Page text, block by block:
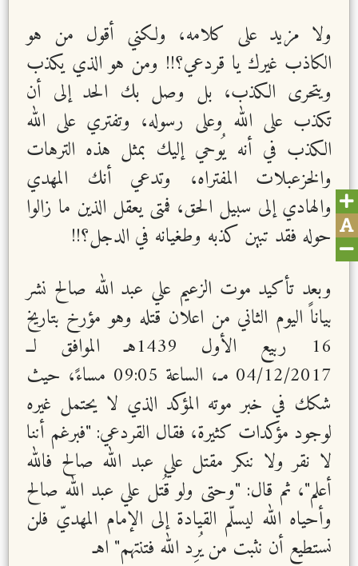
ولا مزيد على كلامه، ولكني أقول من هو
الكاذب غيرك يا قردعي؟!! ومن هو الذي يكذب
ويتحرى الكذب، بل وصل بك الحد إلى أن
تكذب على الله وعلى رسوله، وتفتري على الله
الكذب في أنه يُوحي إليك بمثل هذه الترهات
والخزعبلات المفتراه، وتدعي أنك المهدي
والهادي إلى سبيل الحق، فمتى يعقل الذين ما زالوا
حوله فقد تبين كذبه وطغيانه في الدجل؟!!
وبعد تأكيد موت الزعيم علي عبد الله صالح نشر
بياناً اليوم الثاني من اعلان قتله وهو مؤرخ بتاريخ
16 ربيع الأول 1439هـ الموافق لــ
04/12/2017 مـ، الساعة 09:05 مساءً، حيث
شكك في خبر موته المؤكد الذي لا يحتمل غيره
لوجود مؤكدات كثيرة، فقال القردعي: "فبرغم أننا
لا نقر ولا ننكر مقتل علي عبد الله صالح فالله
أعلم"، ثم قال: "وحتى ولو قُتل علي عبد الله صالح
وأحياه الله ليسلّم القيادة إلى الإمام المهديّ فلن
نستطيع أن نثبت من يُرِد الله فتنتهم" اهـ